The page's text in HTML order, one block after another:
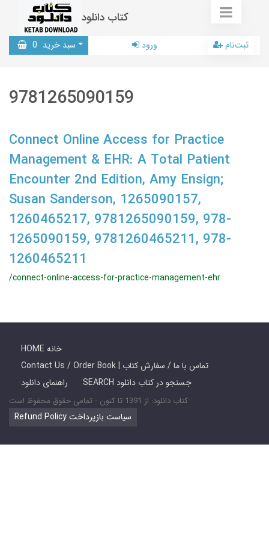
کتاب دانلود
سبد خرید 0 ورود ثبت‌نام
9781265090159
Connect Online Access for Practice
Management & EHR: A Total Patient
Encounter 2nd Edition, Amy Ensign;
Susan Sanderson, 1265090157,
1260465217, 9781265090159, 978-
1265090159, 9781260465211, 978-
1260465211
/connect-online-access-for-practice-management-ehr
HOME خانه
Contact Us / Order Book | تماس با ما / سفارش کتاب
راهنمای دانلود
SEARCH جستجو در کتاب دانلود
کتاب دانلود: از 1391 تا کنون - تمامی حقوق محفوظ است
Refund Policy سیاست بازپرداخت